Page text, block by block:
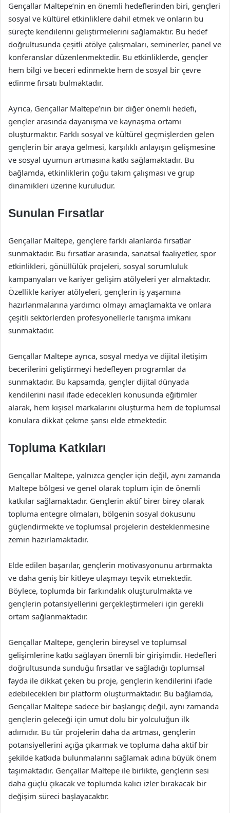
Gençallar Maltepe’nin en önemli hedeflerinden biri, gençleri
sosyal ve kültürel etkinliklere dahil etmek ve onların bu
süreçte kendilerini geliştirmelerini sağlamaktır. Bu hedef
doğrultusunda çeşitli atölye çalışmaları, seminerler, panel ve
konferanslar düzenlenmektedir. Bu etkinliklerde, gençler
hem bilgi ve beceri edinmekte hem de sosyal bir çevre
edinme fırsatı bulmaktadır.
Ayrıca, Gençallar Maltepe’nin bir diğer önemli hedefi,
gençler arasında dayanışma ve kaynaşma ortamı
oluşturmaktır. Farklı sosyal ve kültürel geçmişlerden gelen
gençlerin bir araya gelmesi, karşılıklı anlayışın gelişmesine
ve sosyal uyumun artmasına katkı sağlamaktadır. Bu
bağlamda, etkinliklerin çoğu takım çalışması ve grup
dinamikleri üzerine kuruludur.
Sunulan Fırsatlar
Gençallar Maltepe, gençlere farklı alanlarda fırsatlar
sunmaktadır. Bu fırsatlar arasında, sanatsal faaliyetler, spor
etkinlikleri, gönüllülük projeleri, sosyal sorumluluk
kampanyaları ve kariyer gelişim atölyeleri yer almaktadır.
Özellikle kariyer atölyeleri, gençlerin iş yaşamına
hazırlanmalarına yardımcı olmayı amaçlamakta ve onlara
çeşitli sektörlerden profesyonellerle tanışma imkanı
sunmaktadır.
Gençallar Maltepe ayrıca, sosyal medya ve dijital iletişim
becerilerini geliştirmeyi hedefleyen programlar da
sunmaktadır. Bu kapsamda, gençler dijital dünyada
kendilerini nasıl ifade edecekleri konusunda eğitimler
alarak, hem kişisel markalarını oluşturma hem de toplumsal
konulara dikkat çekme şansı elde etmektedir.
Topluma Katkıları
Gençallar Maltepe, yalnızca gençler için değil, aynı zamanda
Maltepe bölgesi ve genel olarak toplum için de önemli
katkılar sağlamaktadır. Gençlerin aktif birer birey olarak
topluma entegre olmaları, bölgenin sosyal dokusunu
güçlendirmekte ve toplumsal projelerin desteklenmesine
zemin hazırlamaktadır.
Elde edilen başarılar, gençlerin motivasyonunu artırmakta
ve daha geniş bir kitleye ulaşmayı teşvik etmektedir.
Böylece, toplumda bir farkındalık oluşturulmakta ve
gençlerin potansiyellerini gerçekleştirmeleri için gerekli
ortam sağlanmaktadır.
Gençallar Maltepe, gençlerin bireysel ve toplumsal
gelişimlerine katkı sağlayan önemli bir girişimdir. Hedefleri
doğrultusunda sunduğu fırsatlar ve sağladığı toplumsal
fayda ile dikkat çeken bu proje, gençlerin kendilerini ifade
edebilecekleri bir platform oluşturmaktadır. Bu bağlamda,
Gençallar Maltepe sadece bir başlangıç değil, aynı zamanda
gençlerin geleceği için umut dolu bir yolculuğun ilk
adımıdır. Bu tür projelerin daha da artması, gençlerin
potansiyellerini açığa çıkarmak ve topluma daha aktif bir
şekilde katkıda bulunmalarını sağlamak adına büyük önem
taşımaktadır. Gençallar Maltepe ile birlikte, gençlerin sesi
daha güçlü çıkacak ve toplumda kalıcı izler bırakacak bir
değişim süreci başlayacaktır.